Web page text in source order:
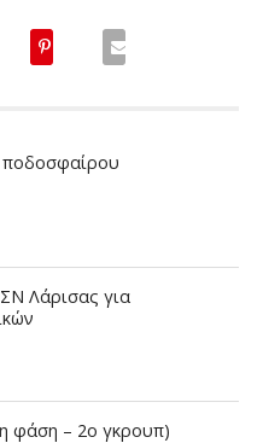
Λάρισας για
φάση – 2ο γκρουπ)